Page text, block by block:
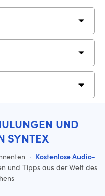
UND
SYNTEX
· Kostenlose Audio-
und Tipps aus der Welt des